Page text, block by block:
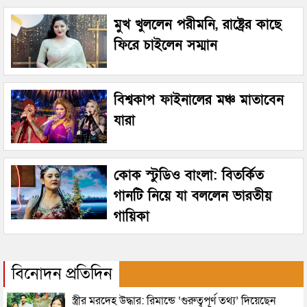
মুখ খুললেন পরীমনি, রাষ্ট্রের কাছে
ফিরে চাইলেন সম্মান
বিশ্বকাপ ফাইনালের মঞ্চ মাতাবেন
যারা
কোক স্টুডিও বাংলা: বিতর্কিত
গানটি নিয়ে যা বললেন ভারতীয়
গায়িকা
বিনোদন প্রতিদিন
স্ত্রীর মরদেহ উদ্ধার: রিমান্ডে ‘গুরুত্বপূর্ণ তথ্য’ দিয়েছেন